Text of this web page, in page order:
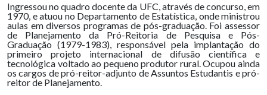
Ingressou no quadro docente da UFC, através de concurso, em
1970, e atuou no Departamento de Estatística, onde ministrou
aulas em diversos programas de pós-graduação. Foi assessor
de Planejamento da Pró-Reitoria de Pesquisa e Pós-
Graduação (1979-1983), responsável pela implantação do
primeiro projeto internacional de difusão científica e
tecnológica voltado ao pequeno produtor rural. Ocupou ainda
os cargos de pró-reitor-adjunto de Assuntos Estudantis e pró-
reitor de Planejamento.